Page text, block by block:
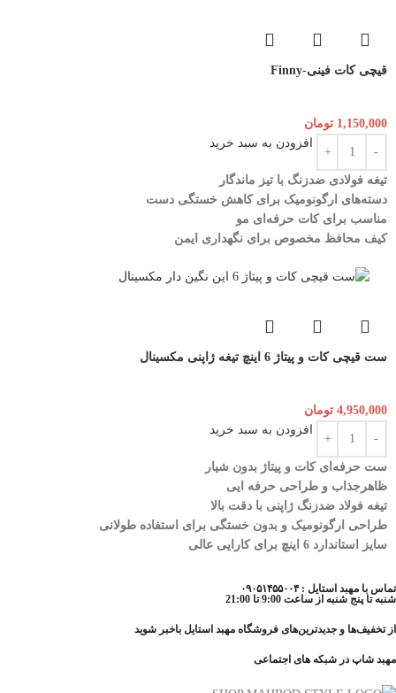
قیچی کات فینی-Finny
1,150,000 تومان
افزودن به سبد خرید
تیغه فولادی ضدزنگ با تیز ماندگار
دسته‌های ارگونومیک برای کاهش خستگی دست
مناسب برای کات حرفه‌ای مو
کیف محافظ مخصوص برای نگهداری ایمن
ست قیچی کات و پیتاژ 6 اینچ تیغه ژاپنی مکسینال
4,950,000 تومان
افزودن به سبد خرید
ست حرفه‌ای کات و پیتاژ بدون شیار
ظاهرجذاب و طراحی حرفه ایی
تیغه فولاد ضدزنگ ژاپنی با دقت بالا
طراحی ارگونومیک و بدون خستگی برای استفاده طولانی
سایز استاندارد 6 اینچ برای کارایی عالی
تماس با مهبد استایل : ۰۹۰۵۱۴۵۵۰۰۴
شنبه تا پنج شنبه از ساعت 9:00 تا 21:00
از تخفیف‌ها و جدیدترین‌های فروشگاه مهبد استایل باخبر شوید
مهبد شاپ در شبکه های اجتماعی